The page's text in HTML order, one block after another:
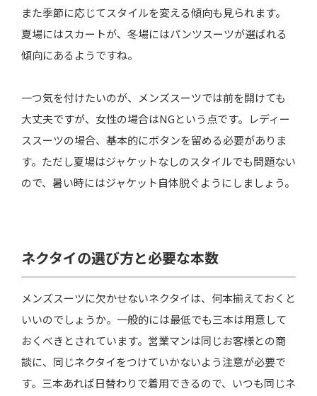
また季節に応じてスタイルを変える傾向も見られます。
夏場にはスカートが、冬場にはパンツスーツが選ばれる
傾向にあるようですね。
一つ気を付けたいのが、メンズスーツでは前を開けても
大丈夫ですが、女性の場合はNGという点です。レディー
ススーツの場合、基本的にボタンを留める必要がありま
す。ただし夏場はジャケットなしのスタイルでも問題ない
ので、暑い時にはジャケット自体脱ぐようにしましょう。
ネクタイの選び方と必要な本数
メンズスーツに欠かせないネクタイは、何本揃えておくと
いいのでしょうか。一般的には最低でも三本は用意して
おくべきとされています。営業マンは同じお客様との商
談に、同じネクタイをつけていかないよう注意が必要で
す。三本あれば日替わりで着用できるので、いつも同じネ